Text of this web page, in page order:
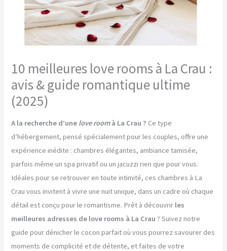
10 meilleures love rooms à La Crau :
avis & guide romantique ultime
(2025)
A la recherche d’une love roomà La Crau ? Ce type
d’hébergement, pensé spécialement pour les couples, offre une
expérience inédite : chambres élégantes, ambiance tamisée,
parfois même un spa privatif ou un jacuzzi rien que pour vous.
Idéales pour se retrouver en toute intimité, ces chambres à La
Crau vous invitent à vivre une nuit unique, dans un cadre où chaque
détail est conçu pour le romantisme. Prêt à découvrir les
meilleures adresses de love rooms à La Crau ? Suivez notre
guide pour dénicher le cocon parfait où vous pourrez savourer des
moments de complicité et de détente, et faites de votre